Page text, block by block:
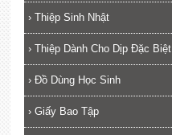
› Thiệp Sinh Nhật
› Thiệp Dành Cho Dịp Đặc Biệt
› Đồ Dùng Học Sinh
› Giấy Bao Tập